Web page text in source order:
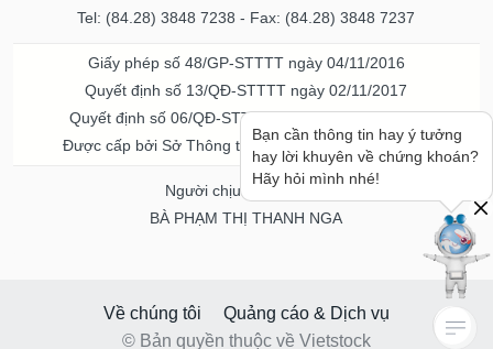
Tel: (84.28) 3848 7238 - Fax: (84.28) 3848 7237
Giấy phép số 48/GP-STTTT ngày 04/11/2016
Quyết định số 13/QĐ-STTTT ngày 02/11/2017
Quyết định số 06/QĐ-STTTT-ICP ngày 20/07/2023
Được cấp bởi Sở Thông tin và Truyền thông TPHCM
Người chịu trách nhiệm
BÀ PHẠM THỊ THANH NGA
Về chúng tôi
Quảng cáo & Dịch vụ
© Bản quyền thuộc về Vietstock
Bạn cần thông tin hay ý tưởng
hay lời khuyên về chứng khoán?
Hãy hỏi mình nhé!